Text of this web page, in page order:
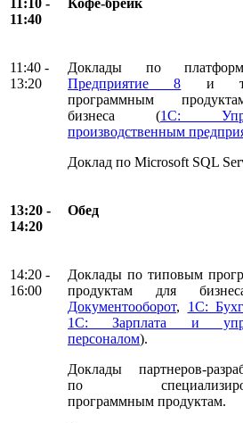
11:10 -
11:40
Кофе-брейк
11:40 -
13:20
Доклады по
Предприятие 8 и
программным
бизнеса (1С:
производственным
Доклад по Microsoft SQL
13:20 -
14:20
Обед
14:20 -
16:00
Доклады по типовым
продуктам для
Документооборот, 1С:
1С: Зарплата и
персоналом).
Доклады партнеров-
по
программным продуктам.